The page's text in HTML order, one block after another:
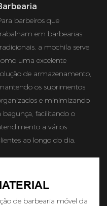
barbeiros que
em barbearias
a mochila serve
uma excelente
de armazenamento,
os suprimentos
e minimizando
bagunça, facilitando o
a vários
ao longo do dia.
de barbearia móvel da